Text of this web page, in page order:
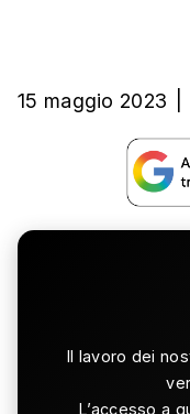
15 maggio 2023
Il lavoro dei
L’accesso a